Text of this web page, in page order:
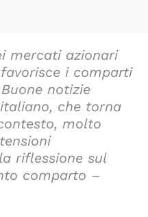
mercati azionari
i comparti
notizie
che torna
molto
riflessione sul
comparto –